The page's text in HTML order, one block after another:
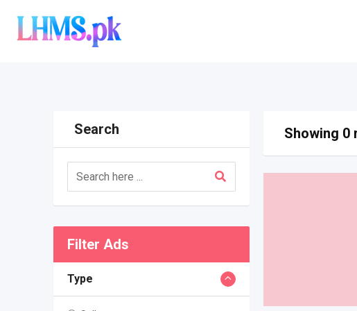
content
Search
Filter Ads
Type
Showing 0